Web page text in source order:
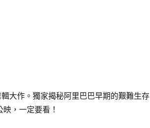
大作。獨家揭秘阿里巴巴早期的艱難生存
，一定要看！